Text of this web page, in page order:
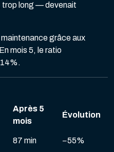
long — devenait
grâce aux
mois 5, le ratio
Après 5
mois
Évolution
87 min −55%